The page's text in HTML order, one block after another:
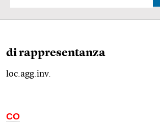
di rappresentanza
loc.agg.inv.
CO